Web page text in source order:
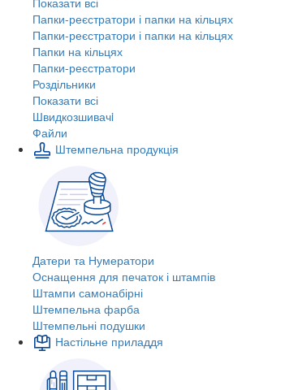
Папки-реєстратори і папки на кільцях
Папки-реєстратори і папки на кільцях
Папки на кільцях
Папки-реєстратори
Роздільники
Показати всі
Швидкозшивачi
Файли
Штемпельна продукція
Датери та Нумератори
Оснащення для печаток і штампів
Штампи самонабірні
Штемпельна фарба
Штемпельні подушки
Настільне приладдя